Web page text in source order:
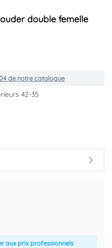
de notre catalogue
42-35
aux prix professionnels